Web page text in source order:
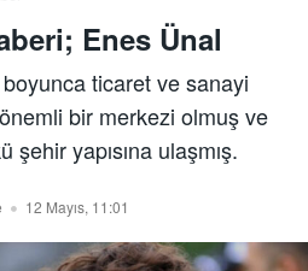
Enes Ünal
ticaret ve sanayi
önemli bir merkezi olmuş ve
şehir yapısına ulaşmış.
12 Mayıs, 11:01